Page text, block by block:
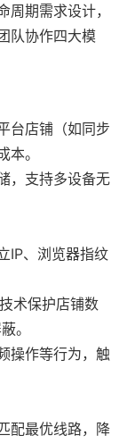
期需求设计，
队协作四大模
台店铺（如同步
。
，支持多设备无
IP、浏览器指纹
术保护店铺数
。
操作等行为，触
配最优线路，降